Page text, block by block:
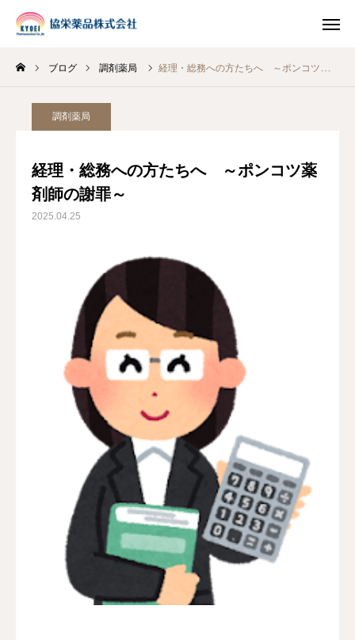
ブログ 調剤薬局 経理・総務への方たちへ ～ポンコツ薬剤師の謝罪～
調剤薬局
経理・総務への方たちへ ～ポンコツ薬
剤師の謝罪～
2025.04.25
INSTAGRAM
HOME
お問い合わせ